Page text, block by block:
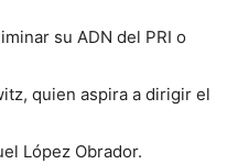
su ADN del PRI o
quien aspira a dirigir el
López Obrador.